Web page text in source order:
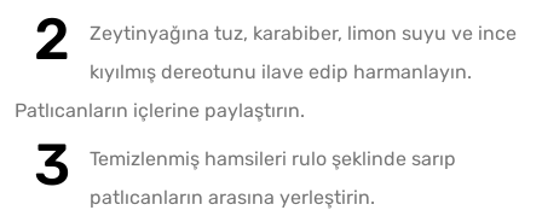
Zeytinyağına tuz, karabiber, limon suyu ve ince
kıyılmış dereotunu ilave edip harmanlayın.
Patlıcanların içlerine paylaştırın.
Temizlenmiş hamsileri rulo şeklinde sarıp
patlıcanların arasına yerleştirin.